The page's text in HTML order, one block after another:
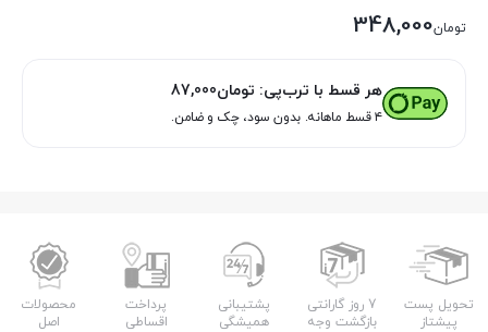
تومان348,000
هر قسط با ترب‌پی: تومان87,000
۴ قسط ماهانه. بدون سود، چک و ضامن.
تحویل پست
پیشتاز
7 روز گارانتی
بازگشت وجه
پشتیبانی
همیشگی
پرداخت
اقساطی
محصولات
اصل